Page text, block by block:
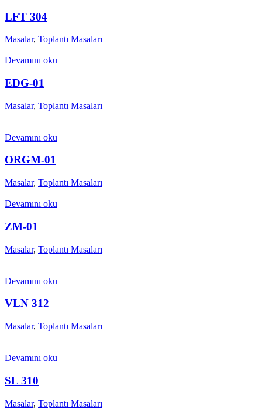
LFT 304
Masalar, Toplantı Masaları
Devamını oku
EDG-01
Masalar, Toplantı Masaları
Devamını oku
ORGM-01
Masalar, Toplantı Masaları
Devamını oku
ZM-01
Masalar, Toplantı Masaları
Devamını oku
VLN 312
Masalar, Toplantı Masaları
Devamını oku
SL 310
Masalar, Toplantı Masaları